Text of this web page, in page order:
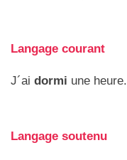
Langage courant
J´ai dormi une heure.
Langage soutenu